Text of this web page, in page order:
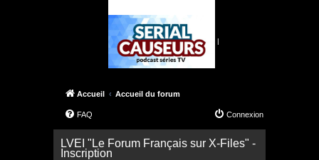
|
Accueil Accueil du forum
FAQ Connexion
LVEI "Le Forum Français sur X-Files" -
Inscription